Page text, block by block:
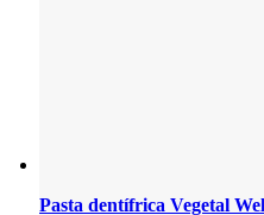
Pasta dentífrica Vegetal